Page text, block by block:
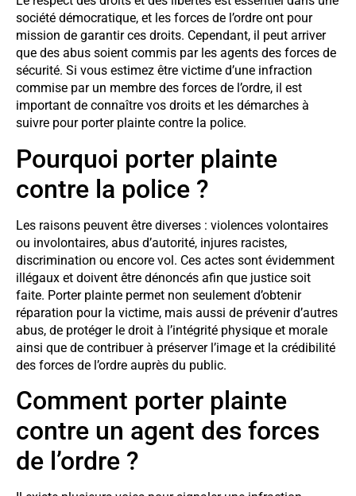
société démocratique, et les forces de l’ordre ont pour
mission de garantir ces droits. Cependant, il peut arriver
que des abus soient commis par les agents des forces de
sécurité. Si vous estimez être victime d’une infraction
commise par un membre des forces de l’ordre, il est
important de connaître vos droits et les démarches à
suivre pour porter plainte contre la police.
Pourquoi porter plainte
contre la police ?
Les raisons peuvent être diverses : violences volontaires
ou involontaires, abus d’autorité, injures racistes,
discrimination ou encore vol. Ces actes sont évidemment
illégaux et doivent être dénoncés afin que justice soit
faite. Porter plainte permet non seulement d’obtenir
réparation pour la victime, mais aussi de prévenir d’autres
abus, de protéger le droit à l’intégrité physique et morale
ainsi que de contribuer à préserver l’image et la crédibilité
des forces de l’ordre auprès du public.
Comment porter plainte
contre un agent des forces
de l’ordre ?